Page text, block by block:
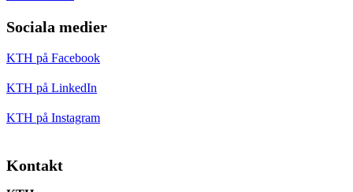
Sociala medier
KTH på Facebook
KTH på LinkedIn
KTH på Instagram
Kontakt